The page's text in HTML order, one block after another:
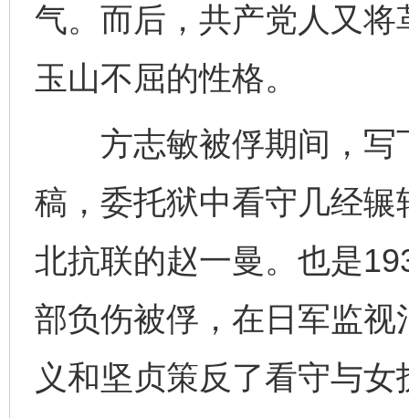
气。而后，共产党人又
玉山不屈的性格。
方志敏被俘期间，写
稿，委托狱中看守几经
北抗联的赵一曼。也是
部负伤被俘，在日军监
义和坚贞策反了看守与女